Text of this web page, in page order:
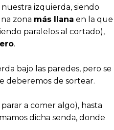
izquierda, siendo
zona más llana en la que
paralelos al cortado),
.
bajo las paredes, pero se
deberemos de sortear.
a comer algo), hasta
dicha senda, donde